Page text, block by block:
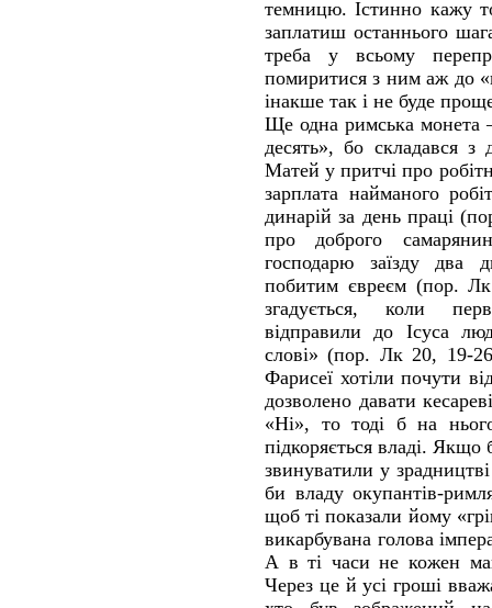
темницю. Істинно кажу
заплатиш останнього
треба у всьому
помиритися з ним аж до
інакше так і не буде
Ще одна римська монета
десять», бо складався з
Матей у притчі про
зарплата найманого
динарій за день праці
про доброго
господарю заїзду два
побитим євреєм (пор.
згадується, коли
відправили до Ісуса
слові» (пор. Лк 20, 19-
Фарисеї хотіли почути
дозволено давати
«Ні», то тоді б на
підкоряється владі. Якщо
звинуватили у
би владу окупантів-
щоб ті показали йому
викарбувана голова
А в ті часи не кожен
Через це й усі гроші